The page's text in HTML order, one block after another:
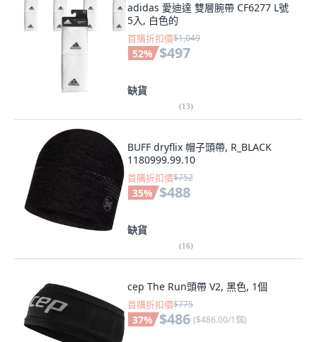
adidas 愛迪達 雙層腕帶 CF6277 L號
5入, 白色的
首購折扣價$1,049
52% $497
缺貨
(13)
BUFF dryflix 帽子頭帶, R_BLACK
1180999.99.10
首購折扣價$752
35% $488
缺貨
(16)
cep The Run頭帶 V2, 黑色, 1個
首購折扣價$775
37% $486 ($486.00/1個)